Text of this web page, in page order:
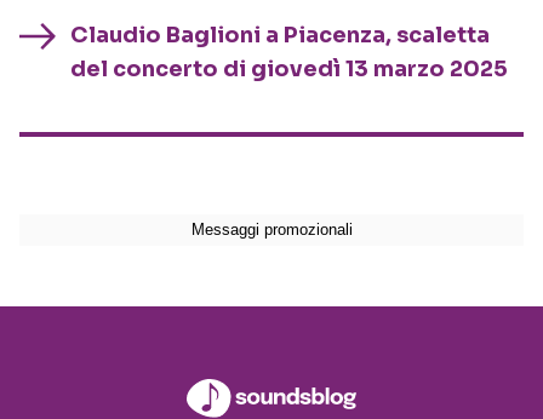
Claudio Baglioni a Piacenza, scaletta
del concerto di giovedì 13 marzo 2025